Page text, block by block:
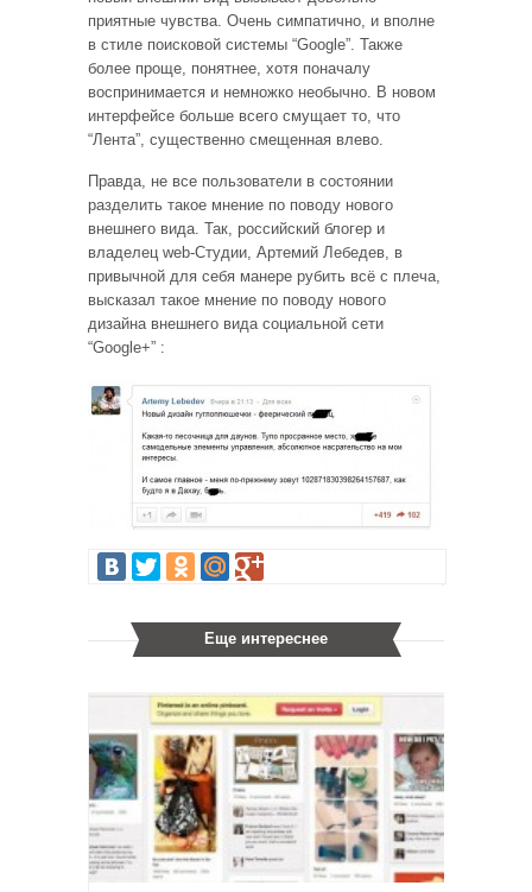
приятные чувства. Очень симпатично, и вполне
в стиле поисковой системы “Google”. Также
более проще, понятнее, хотя поначалу
воспринимается и немножко необычно. В новом
интерфейсе больше всего смущает то, что
“Лента”, существенно смещенная влево.
Правда, не все пользователи в состоянии
разделить такое мнение по поводу нового
внешнего вида. Так, российский блогер и
владелец web-Студии, Артемий Лебедев, в
привычной для себя манере рубить всё с плеча,
высказал такое мнение по поводу нового
дизайна внешнего вида социальной сети
“Google+” :
Еще интереснее